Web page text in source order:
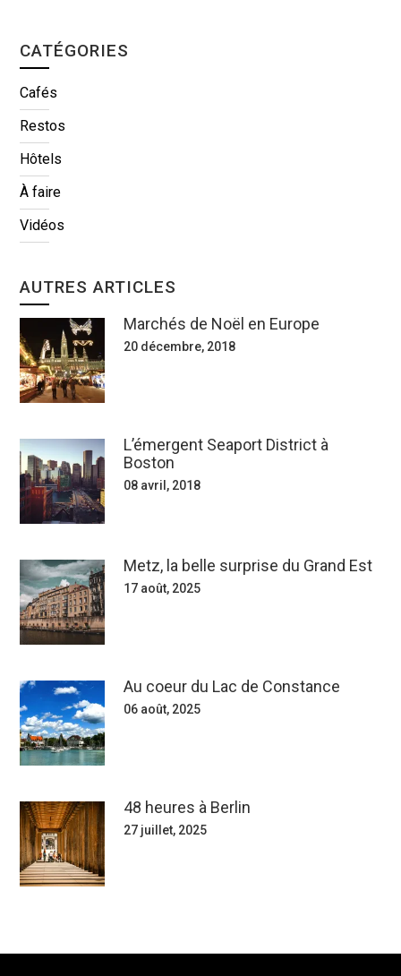
CATÉGORIES
Cafés
Restos
Hôtels
À faire
Vidéos
AUTRES ARTICLES
Marchés de Noël en Europe
20 décembre, 2018
L’émergent Seaport District à
Boston
08 avril, 2018
Metz, la belle surprise du Grand Est
17 août, 2025
Au coeur du Lac de Constance
06 août, 2025
48 heures à Berlin
27 juillet, 2025